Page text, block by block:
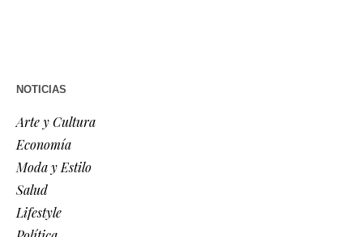
NOTICIAS
Arte y Cultura
Economía
Moda y Estilo
Salud
Lifestyle